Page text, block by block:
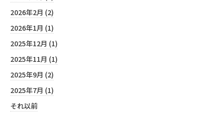
2026年2月 (2)
2026年1月 (1)
2025年12月 (1)
2025年11月 (1)
2025年9月 (2)
2025年7月 (1)
それ以前